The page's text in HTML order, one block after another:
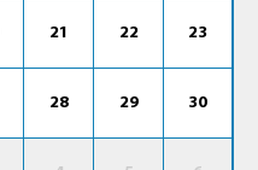
21 22 23
28 29 30